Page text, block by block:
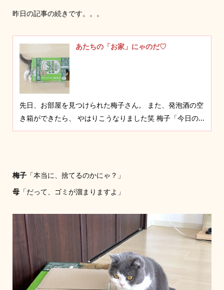
昨日の記事の続きです。。。
あたちの「お家」にゃのだ♡
先日、お部屋を見つけられた梅子さん。 また、発泡酒の空
き箱ができたら、 やはりこうなりました笑 梅子「今日の...
梅子「本当に、捨てるのかにゃ？」
母「だって、ゴミが溜まりますよ」